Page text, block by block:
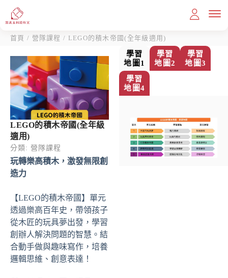
教育理念
我想報名
加盟資訊
首頁 / 營隊課程 / LEGO的積木帝國(全年級適用)
LEGO的積木帝國(全年級
適用)
分類: 營隊課程
玩轉樂高積木，激發無限創
造力
【LEGO的積木帝國】單元
透過樂高百年史，帶領孩子
從木匠的玩具夢出發，學習
創辦人解決問題的智慧。結
合動手做與趣味寫作，培養
邏輯思維、創意表達！
學習
地圖1
學習
地圖2
學習
地圖3
學習
地圖4